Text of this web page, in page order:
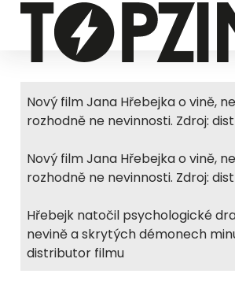
Nový film Jana Hřebejka o vině,
rozhodně ne nevinnosti. Zdroj:
Nový film Jana Hřebejka o vině,
rozhodně ne nevinnosti. Zdroj:
Hřebejk natočil psychologické
nevině a skrytých démonech
distributor filmu